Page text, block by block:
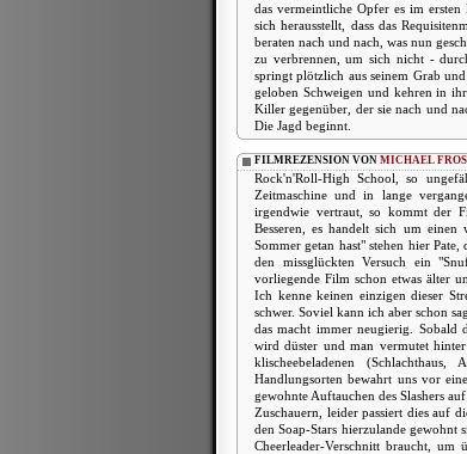
das vermeintliche Opfer es im
sich herausstellt, dass das
beraten nach und nach, was nun
zu verbrennen, um sich nicht -
springt plötzlich aus seinem Grab
geloben Schweigen und kehren in
Killer gegenüber, der sie nach und
Die Jagd beginnt.
FILMREZENSION VON MICHAEL
Rock'n'Roll-High School, so
Zeitmaschine und in lange
irgendwie vertraut, so kommt der
Besseren, es handelt sich um
Sommer getan hast" stehen hier
den missglückten Versuch ein
vorliegende Film schon etwas älter
Ich kenne keinen einzigen dieser
schwer. Soviel kann ich aber schon
das macht immer neugierig. Sobald
wird düster und man vermutet
klischeebeladenen
Handlungsorten bewahrt uns vor
gewohnte Auftauchen des Slashers
Zuschauern, leider passiert dies auf
den Soap-Stars hierzulande gewohnt
Cheerleader-Verschnitt braucht, um